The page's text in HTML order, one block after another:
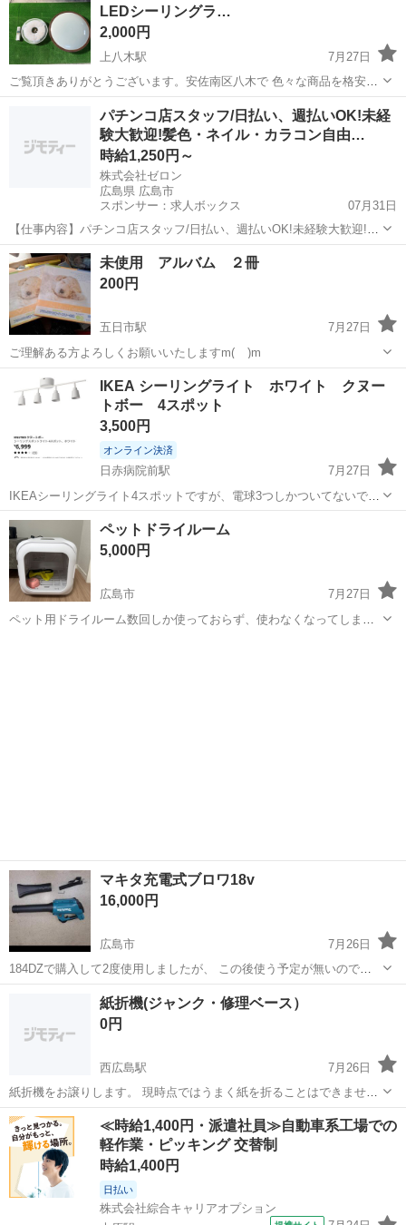
LEDシーリングラ…
2,000円
上八木駅
7月27日
ご覧頂きありがとうございます。安佐南区八木で 色々な商品を格安販
売しております。 まとめてご購入して頂ければ、お値引きさせて頂き
ます！ (3%から10%程度) 限界価格の商品もございますので場合によっ
ては値引きが出来ない...
上八木駅 その他 ウォールナット
パチンコ店スタッフ/日払い、週払いOK!未経
験大歓迎!髪色・ネイル・カラコン自由…
時給1,250円～
株式会社ゼロン
広島県 広島市
スポンサー：求人ボックス
07月31日
【仕事内容】パチンコ店スタッフ/日払い、週払いOK!未経験大歓迎!髪
色・ネイル・カラコン自由!夏も冬も快適な店舗内勤務 職場見学も実施
中 <給与> 時給1250円～ <勤務地> 広島県 広島市安佐南区 <最寄駅>毘
沙門台駅 エンタ...
アルバイト・パート
未使用 アルバム ２冊
200円
五日市駅
7月27日
ご理解ある方よろしくお願いいたしますm(__)m
広島 広島市 その他
IKEA シーリングライト ホワイト クヌー
トボー 4スポット
3,500円
オンライン決済
日赤病院前駅
7月27日
IKEAシーリングライト4スポットですが、電球3つしかついてないで
す、おまけ程度にお考えください。 梱包なしでこのままの状態で手渡
しと考えております。 気になる点ございましたらコメントください。
広島 広島市 日赤病院前駅
ペットドライルーム
5,000円
広島市
7月27日
ペット用ドライルーム数回しか使っておらず、使わなくなってしまっ
マキタ充電式ブロワ18v
16,000円
広島市
7月26日
184DZで購入して2度使用しましたが、 この後使う予定が無いので出
品しました。 傷等も見当たらず綺麗な状態です。 付属品も有ります。
画像で確認して下さい。 ブロワ本体と、フラットノズル Aのセットで
その他 ブロワ
紙折機(ジャンク・修理ベース）
0円
西広島駅
7月26日
紙折機をお譲りします。 現時点ではうまく紙を折ることはできませ
ん。 修理が得意な方や部品取りとしてご活用いただける方におすすめ
です。原因はローラーの滑りや内部部品の不具合かもしれませんが、
正確な原因は分かりません。 外観...
広島 広島市 西広島駅 その他 部品
≪時給1,400円・派遣社員≫自動車系工場での
軽作業・ピッキング 交替制
時給1,400円
日払い
株式会社綜合キャリアオプション